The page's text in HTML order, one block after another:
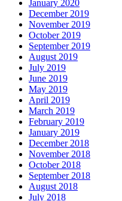
January 2020
December 2019
November 2019
October 2019
September 2019
August 2019
July 2019
June 2019
May 2019
April 2019
March 2019
February 2019
January 2019
December 2018
November 2018
October 2018
September 2018
August 2018
July 2018